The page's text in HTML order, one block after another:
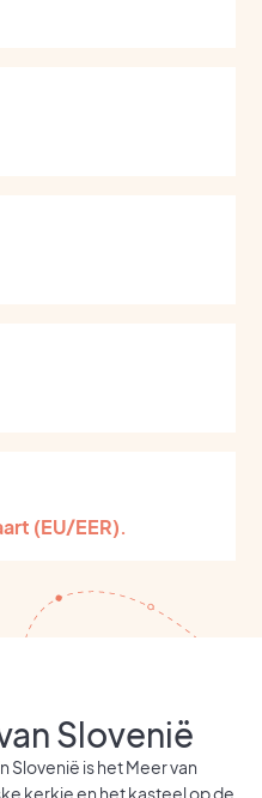
(EU/EER).
Slovenië
Slovenië is het Meer van
kerkje en het kasteel op de